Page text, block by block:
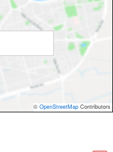
© OpenStreetMap Contributors